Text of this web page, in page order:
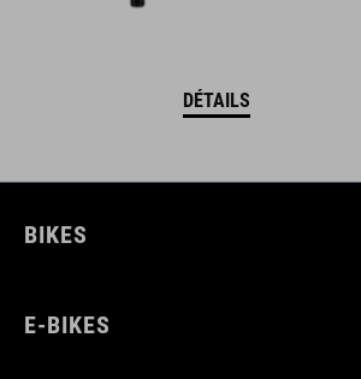
DÉTAILS
BIKES
E-BIKES